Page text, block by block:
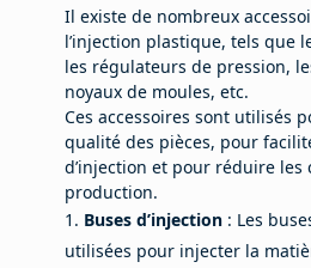
Il existe de nombreux
l’injection plastique, tels que
les régulateurs de pression,
noyaux de moules, etc.
Ces accessoires sont utilisés
qualité des pièces, pour
d’injection et pour réduire les
production.
Buses d’injection: Les
utilisées pour injecter la